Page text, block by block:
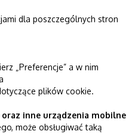
dla poszczególnych stron
„Preferencje” a w nim
plików cookie.
inne urządzenia mobilne
może obsługiwać taką